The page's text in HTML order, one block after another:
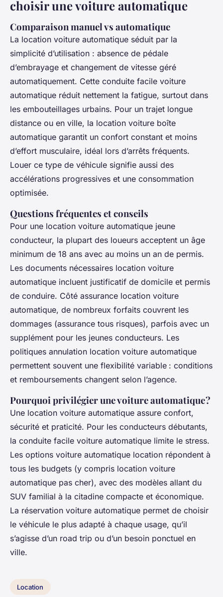
choisir une voiture automatique
Comparaison manuel vs automatique
La location voiture automatique séduit par la
simplicité d’utilisation : absence de pédale
d’embrayage et changement de vitesse géré
automatiquement. Cette conduite facile voiture
automatique réduit nettement la fatigue, surtout dans
les embouteillages urbains. Pour un trajet longue
distance ou en ville, la location voiture boîte
automatique garantit un confort constant et moins
d’effort musculaire, idéal lors d’arrêts fréquents.
Louer ce type de véhicule signifie aussi des
accélérations progressives et une consommation
optimisée.
Questions fréquentes et conseils
Pour une location voiture automatique jeune
conducteur, la plupart des loueurs acceptent un âge
minimum de 18 ans avec au moins un an de permis.
Les documents nécessaires location voiture
automatique incluent justificatif de domicile et permis
de conduire. Côté assurance location voiture
automatique, de nombreux forfaits couvrent les
dommages (assurance tous risques), parfois avec un
supplément pour les jeunes conducteurs. Les
politiques annulation location voiture automatique
permettent souvent une flexibilité variable : conditions
et remboursements changent selon l’agence.
Pourquoi privilégier une voiture automatique ?
Une location voiture automatique assure confort,
sécurité et praticité. Pour les conducteurs débutants,
la conduite facile voiture automatique limite le stress.
Les options voiture automatique location répondent à
tous les budgets (y compris location voiture
automatique pas cher), avec des modèles allant du
SUV familial à la citadine compacte et économique.
La réservation voiture automatique permet de choisir
le véhicule le plus adapté à chaque usage, qu’il
s’agisse d’un road trip ou d’un besoin ponctuel en
ville.
Location